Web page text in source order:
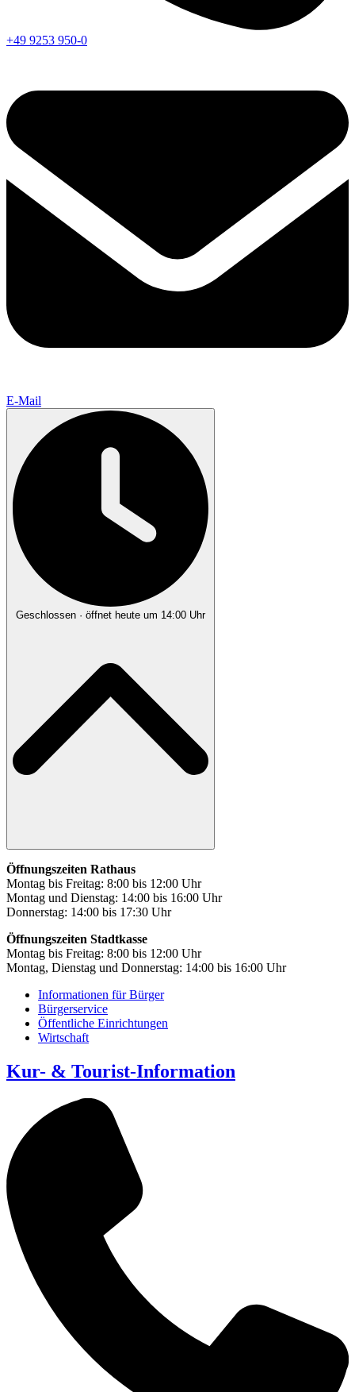
+49 9253 950-0
E-Mail
Geschlossen · öffnet heute um 14:00 Uhr
Öffnungszeiten Rathaus
Montag bis Freitag: 8:00 bis 12:00 Uhr
Montag und Dienstag: 14:00 bis 16:00 Uhr
Donnerstag: 14:00 bis 17:30 Uhr
Öffnungszeiten Stadtkasse
Montag bis Freitag: 8:00 bis 12:00 Uhr
Montag, Dienstag und Donnerstag: 14:00 bis 16:00 Uhr
Informationen für Bürger
Bürgerservice
Öffentliche Einrichtungen
Wirtschaft
Kur- & Tourist-Information